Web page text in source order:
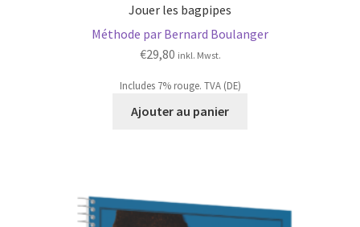
Jouer les bagpipes
Méthode par Bernard Boulanger
€29,80 inkl. Mwst.
Includes 7% rouge. TVA (DE)
Ajouter au panier